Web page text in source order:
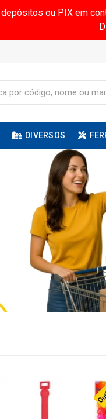
ou PIX em
DIVERSOS